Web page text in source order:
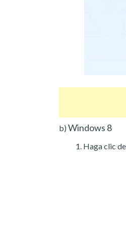
b) Windows 8
Haga clic